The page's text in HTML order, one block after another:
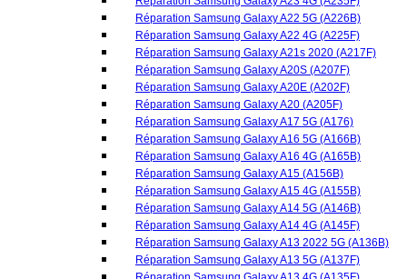
Réparation Samsung Galaxy A16 4G (A165B)
Réparation Samsung Galaxy A15 (A156B)
Réparation Samsung Galaxy A15 4G (A155B)
Réparation Samsung Galaxy A14 5G (A146B)
Réparation Samsung Galaxy A14 4G (A145F)
Réparation Samsung Galaxy A13 2022 5G (A136B)
Réparation Samsung Galaxy A13 5G (A137F)
Réparation Samsung Galaxy A13 4G (A135F)
Réparation Samsung Galaxy A12 2021 (A127F)
Réparation Samsung Galaxy A12 2020 (A125F)
Réparation Samsung Galaxy A11 (A115F)
Réparation Samsung Galaxy A10s (A107F)
Réparation Samsung Galaxy A10 (A105F)
Réparation Samsung Galaxy A06 2024 (A065F)
Réparation Samsung Galaxy A05s (A057G)
Réparation Samsung Galaxy A05 (A055F)